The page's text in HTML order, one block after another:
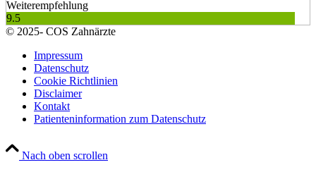
Weiterempfehlung
9.5
© 2025- COS Zahnärzte
Impressum
Datenschutz
Cookie Richtlinien
Disclaimer
Kontakt
Patienteninformation zum Datenschutz
Nach oben scrollen